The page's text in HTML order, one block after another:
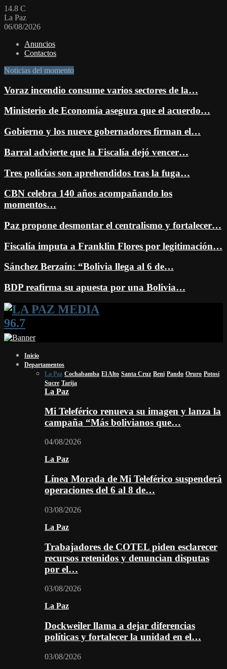
14.8 C
La Paz
06/08/2026
Anuncios
Contactos
Noticias del momento
Voraz incendio consume varios sectores de la…
Ministerio de Economía asegura que el acuerdo…
Gobierno y los nueve gobernadores firman el…
Barral advierte que la Fiscalía dejó vencer…
Tres policías son aprehendidos tras la fuga…
CBN celebra 140 años acompañando los
momentos…
Paz propone desmontar el centralismo y fortalecer…
Fiscalía imputa a Franklin Flores por legitimación…
Sánchez Berzaín: “Bolivia llega al 6 de…
BDP reafirma su apuesta por una Bolivia…
Facebook
Twitter
Instagram
Youtube
Email
Twitch
Whatsapp
Inicio
Departamentos
La Paz Cochabamba El Alto Santa Cruz Beni Pando Oruro Potosí
Sucre Tarija
La Paz
Mi Teleférico renueva su imagen y lanza la
campaña “Más bolivianos que…
04/08/2026
La Paz
Línea Morada de Mi Teleférico suspenderá
operaciones del 6 al 8 de…
03/08/2026
La Paz
Trabajadores de COTEL piden esclarecer
recursos retenidos y denuncian disputas
por el…
03/08/2026
La Paz
Dockweiler llama a dejar diferencias
políticas y fortalecer la unidad en el…
03/08/2026